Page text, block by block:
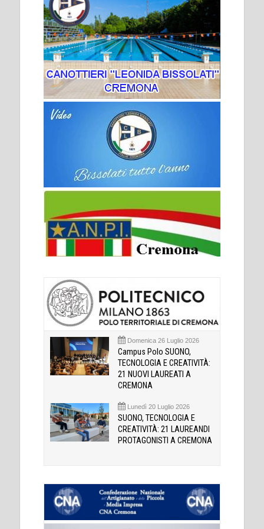
Domenica 26 Luglio 2026
Campus Polo SUONO,
TECNOLOGIA E CREATIVITÀ:
21 NUOVI LAUREATI A
CREMONA
Lunedì 20 Luglio 2026
SUONO, TECNOLOGIA E
CREATIVITÀ: 21 LAUREANDI
PROTAGONISTI A CREMONA